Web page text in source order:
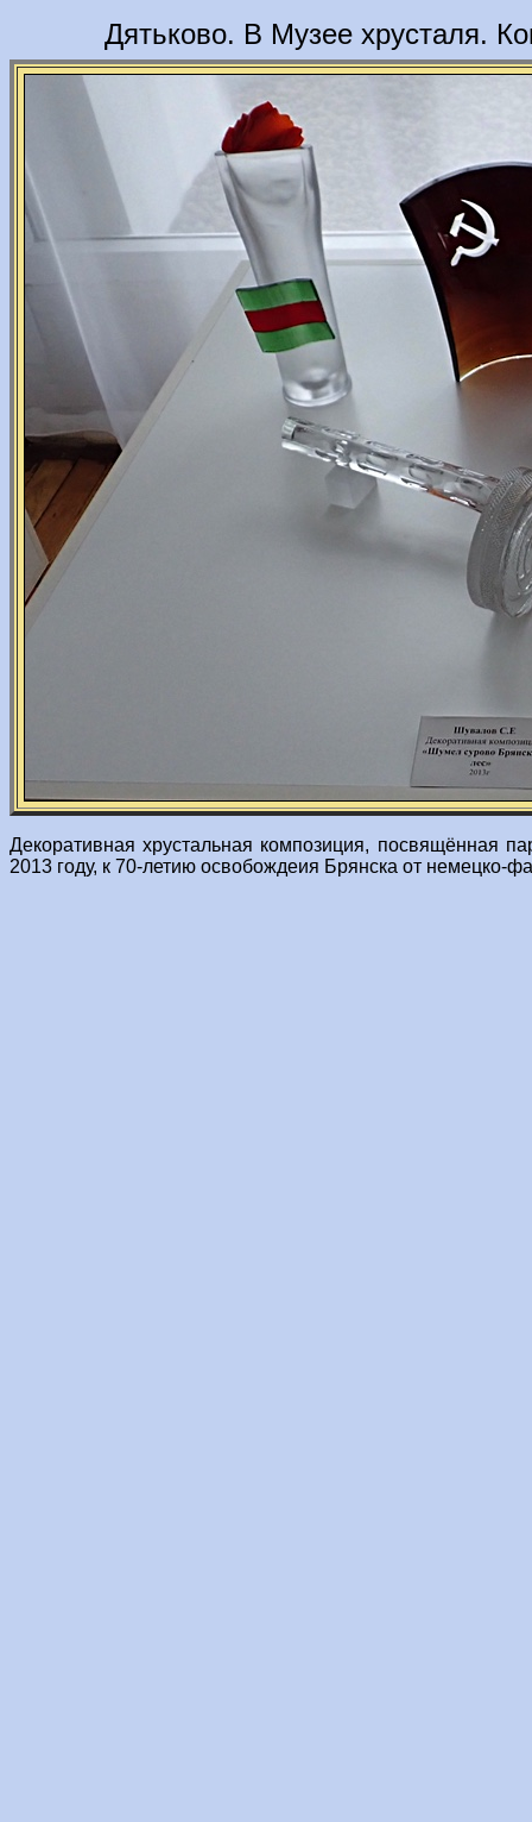
Дятьково. В Музее хрусталя.
Декоративная хрустальная композиция,
2013 году, к 70-летию освобождеия Брянска от немецко-